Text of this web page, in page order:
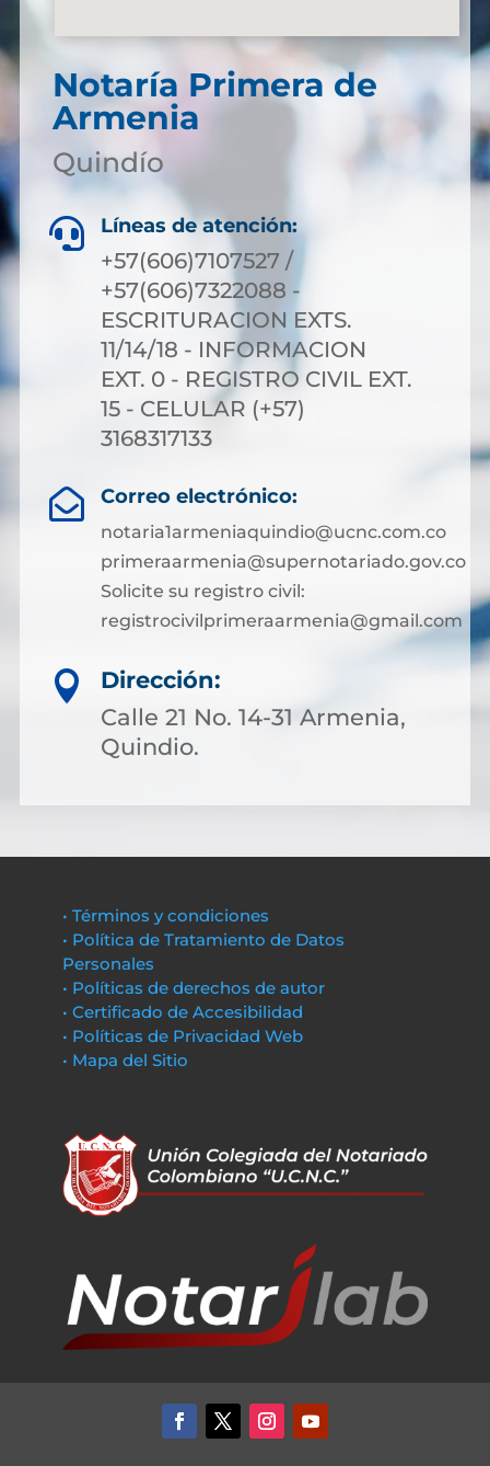
Notaría Primera de
Armenia
Quindío
 Líneas de atención:
+57(606)7107527 /
+57(606)7322088 -
ESCRITURACION EXTS.
11/14/18 - INFORMACION
EXT. 0 - REGISTRO CIVIL EXT.
15 - CELULAR (+57)
3168317133
 Correo electrónico:
notaria1armeniaquindio@ucnc.com.co
primeraarmenia@supernotariado.gov.co
Solicite su registro civil:
registrocivilprimeraarmenia@gmail.com

Dirección:
Calle 21 No. 14-31 Armenia,
Quindio.
• Términos y condiciones
• Política de Tratamiento de Datos
Personales
• Políticas de derechos de autor
• Certificado de Accesibilidad
• Políticas de Privacidad Web
• Mapa del Sitio